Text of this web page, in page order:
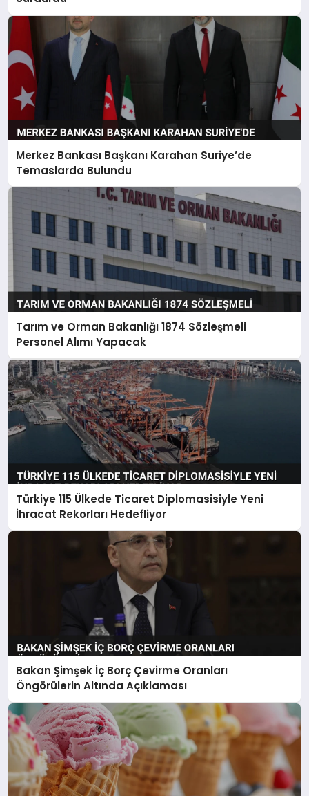
Merkez Bankası Başkanı Karahan Suriye’de
Temaslarda Bulundu
Tarım ve Orman Bakanlığı 1874 Sözleşmeli
Personel Alımı Yapacak
Türkiye 115 Ülkede Ticaret Diplomasisiyle Yeni
İhracat Rekorları Hedefliyor
Bakan Şimşek İç Borç Çevirme Oranları
Öngörülerin Altında Açıklaması